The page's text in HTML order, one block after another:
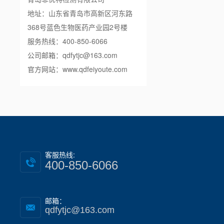
地址：山东省青岛市高新区河东路
368号蓝色生物医药产业园2号楼
服务热线：400-850-6066
公司邮箱：qdfytjc@163.com
官方网站：www.qdfeiyoute.com
客服热线:
400-850-6066
邮箱：
qdfytjc@163.com